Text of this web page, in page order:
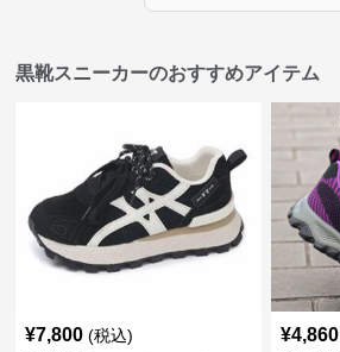
黒靴スニーカーのおすすめアイテム
¥7,800 (税込) ¥4,860